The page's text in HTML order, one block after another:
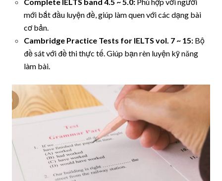
mới bắt đầu luyện đề, giúp làm quen với các dạng bài
cơ bản.
Cambridge Practice Tests for IELTS vol. 7 ~ 15: Bộ
đề sát với đề thi thực tế. Giúp bạn rèn luyện kỹ năng
làm bài.